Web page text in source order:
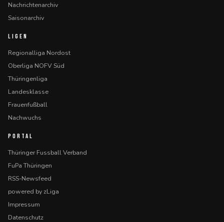
Nachrichtenarchiv
Saisonarchiv
LIGEN
Regionalliga Nordost
Oberliga NOFV Süd
Thüringenliga
Landesklasse
Frauenfußball
Nachwuchs
PORTAL
Thüringer Fussball Verband
FuPa Thüringen
RSS-Newsfeed
powered by zLiga
Impressum
Datenschutz